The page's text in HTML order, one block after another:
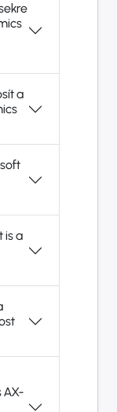
a
is a
AX-